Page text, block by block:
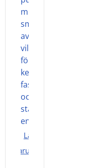
Lägg i
varukorgen